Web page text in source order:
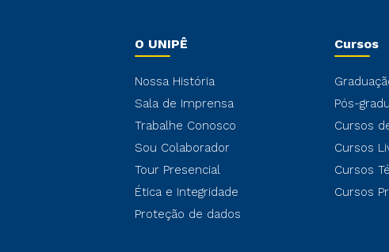
O UNIPÊ
Nossa História
Sala de Imprensa
Trabalhe Conosco
Sou Colaborador
Tour Presencial
Ética e Integridade
Proteção de dados
Cursos
Pós-
Cursos
Cursos
Cursos
Cursos